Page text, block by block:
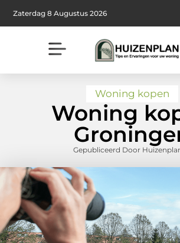
Zaterdag 8 Augustus 2026
Woning kopen
Woning
Gepubliceerd Door